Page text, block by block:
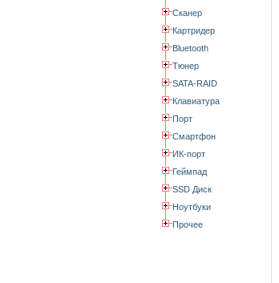
Сканер
Картридер
Bluetooth
Тюнер
SATA-RAID
Клавиатура
Порт
Смартфон
ИК-порт
Геймпад
SSD Диск
Ноутбуки
Прочее